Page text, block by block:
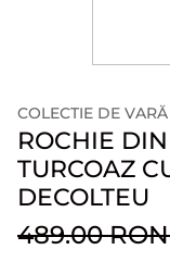
COLECTIE DE
ROCHIE
TURCOAZ
DECOLTEU
489.00